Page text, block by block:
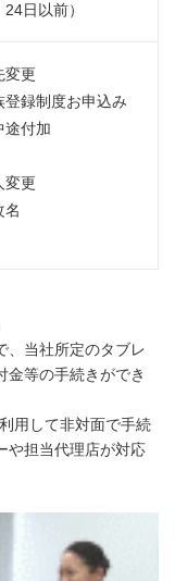
24日以前）
変更
登録制度お申込み
途付加
変更
名
、当社所定のタブレ
金等の手続きができ
用して非対面で手続
や担当代理店が対応